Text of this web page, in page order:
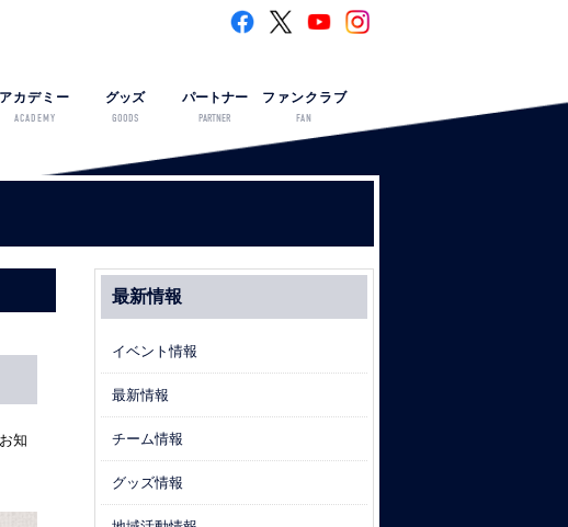
アカデミー
ACADEMY
グッズ
GOODS
パートナー
PARTNER
ファンクラブ
FAN
知
最新情報
イベント情報
最新情報
チーム情報
グッズ情報